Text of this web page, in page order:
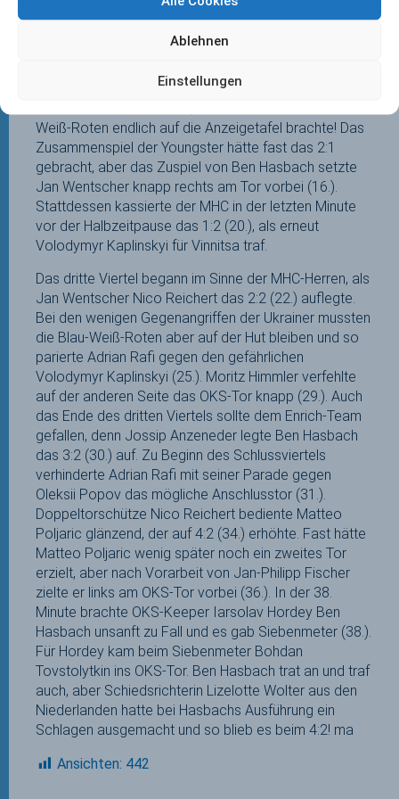
Ablehnen
Einstellungen
beschäftigungslosen Adrian Rafi im MHC-Tor
Herren und in der 14. Minute verpasste Jan Wentscher
gestanden wäre. In der 15. Minute bediente Jossip
Weiß-Roten endlich auf die Anzeigetafel brachte! Das
Zusammenspiel der Youngster hätte fast das 2:1
gebracht, aber das Zuspiel von Ben Hasbach setzte
Jan Wentscher knapp rechts am Tor vorbei (16.).
Stattdessen kassierte der MHC in der letzten Minute
vor der Halbzeitpause das 1:2 (20.), als erneut
Volodymyr Kaplinskyi für Vinnitsa traf.
Das dritte Viertel begann im Sinne der MHC-Herren, als
Jan Wentscher Nico Reichert das 2:2 (22.) auflegte.
Bei den wenigen Gegenangriffen der Ukrainer mussten
die Blau-Weiß-Roten aber auf der Hut bleiben und so
parierte Adrian Rafi gegen den gefährlichen
Volodymyr Kaplinskyi (25.). Moritz Himmler verfehlte
auf der anderen Seite das OKS-Tor knapp (29.). Auch
das Ende des dritten Viertels sollte dem Enrich-Team
gefallen, denn Jossip Anzeneder legte Ben Hasbach
das 3:2 (30.) auf. Zu Beginn des Schlussviertels
verhinderte Adrian Rafi mit seiner Parade gegen
Oleksii Popov das mögliche Anschlusstor (31.).
Doppeltorschütze Nico Reichert bediente Matteo
Poljaric glänzend, der auf 4:2 (34.) erhöhte. Fast hätte
Matteo Poljaric wenig später noch ein zweites Tor
erzielt, aber nach Vorarbeit von Jan-Philipp Fischer
zielte er links am OKS-Tor vorbei (36.). In der 38.
Minute brachte OKS-Keeper Iarsolav Hordey Ben
Hasbach unsanft zu Fall und es gab Siebenmeter (38.).
Für Hordey kam beim Siebenmeter Bohdan
Tovstolytkin ins OKS-Tor. Ben Hasbach trat an und traf
auch, aber Schiedsrichterin Lizelotte Wolter aus den
Niederlanden hatte bei Hasbachs Ausführung ein
Schlagen ausgemacht und so blieb es beim 4:2! ma
Ansichten: 442